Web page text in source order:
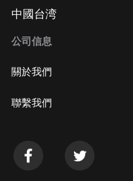
中國台湾
公司信息
關於我們
聯繫我們